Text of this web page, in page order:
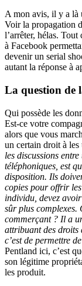
A mon avis, il y a là
Voir la propagation
l’arrêter, hélas.
à Facebook
devenir un serial
autant la réponse à
La question de
Qui possède les
Est-ce votre
alors que vous
un certain droit à les
les discussions
téléphoniques, est
disposition. Ils
copies pour offrir les
individu, devez
sûr plus complexes.
commerçant ? Il a
attribuant des droits
c’est de permettre
Pentland ici, c’est
son légitime
les produit.